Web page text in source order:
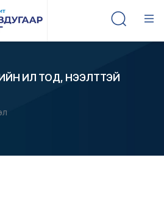
ИЛ ТОД, НЭЭЛТТЭЙ